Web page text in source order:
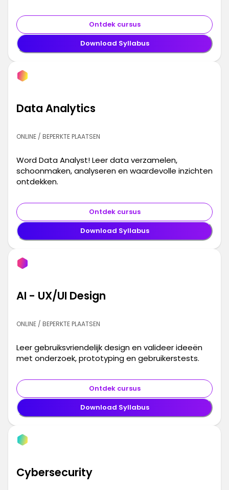
Ontdek cursus
Download Syllabus
Data Analytics
ONLINE / BEPERKTE PLAATSEN
Word Data Analyst! Leer data verzamelen,
schoonmaken, analyseren en waardevolle inzichten
ontdekken.
Ontdek cursus
Download Syllabus
AI - UX/UI Design
ONLINE / BEPERKTE PLAATSEN
Leer gebruiksvriendelijk design en valideer ideeën
met onderzoek, prototyping en gebruikerstests.
Ontdek cursus
Download Syllabus
Cybersecurity